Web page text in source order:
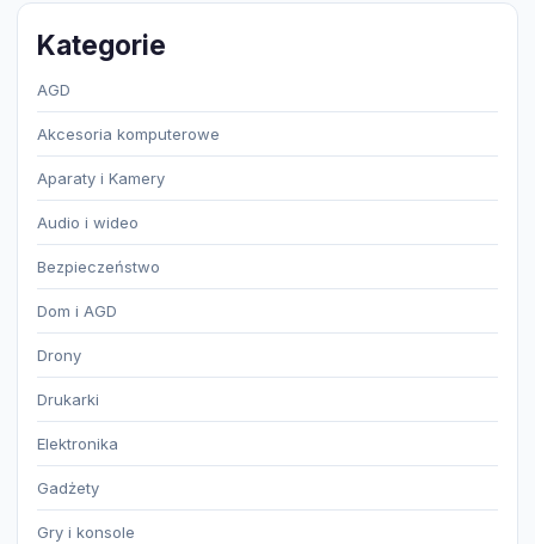
Kategorie
AGD
Akcesoria komputerowe
Aparaty i Kamery
Audio i wideo
Bezpieczeństwo
Dom i AGD
Drony
Drukarki
Elektronika
Gadżety
Gry i konsole